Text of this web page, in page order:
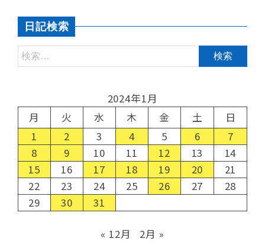
日記検索
2024年1月
月
火 水 木 金 土
日
1
2 3 4 5 6
7
8
9 10 11 12 13
14
15
16 17 18 19 20
21
22
23 24 25 26 27
28
29
30 31
« 12月 2月 »